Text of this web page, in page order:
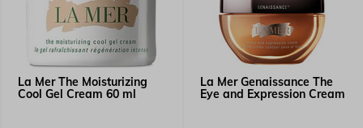
La Mer The Moisturizing
Cool Gel Cream 60 ml
La Mer Genaissance The
Eye and Expression Cream